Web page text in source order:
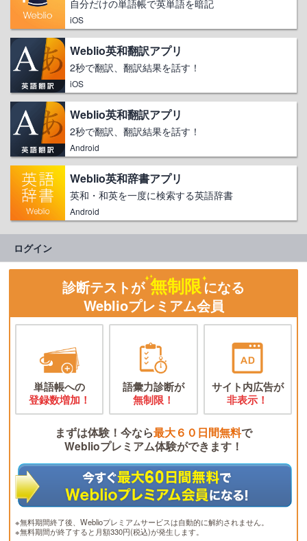
自分だけの単語帳で英単語を暗記
iOS
Weblio英和翻訳アプリ
2秒で翻訳、翻訳結果を話す！
iOS
Weblio英和翻訳アプリ
2秒で翻訳、翻訳結果を話す！
Android
Weblio英和辞書アプリ
英和・和英を一度に検索する英語辞書
Android
ログイン
診断テストが 無制限になる
Weblioプレミアム会員
単語帳への
登録数増加！
語彙力診断が
無制限！
サイト内広告が
非表示！
まずは体験！今なら最大６０日間無料で
Weblioプレミアム体験ができます！
※無料期間終了後、Weblioプレミアムサービスは自動的に解約されません。
※無料期間が終了すると月額330円(税込)が発生します。